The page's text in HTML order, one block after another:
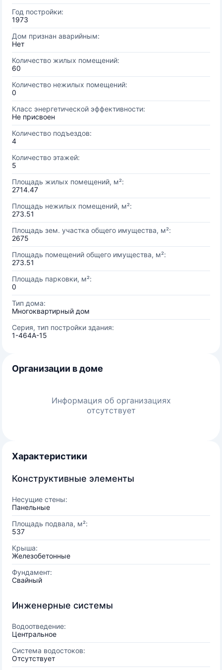
Год постройки:
1973
Дом признан аварийным:
Нет
Количество жилых помещений:
60
Количество нежилых помещений:
0
Класс энергетической эффективности:
Не присвоен
Количество подъездов:
4
Количество этажей:
5
Площадь жилых помещений, м²:
2714.47
Площадь нежилых помещений, м²:
273.51
Площадь зем. участка общего имущества, м²:
2675
Площадь помещений общего имущества, м²:
273.51
Площадь парковки, м²:
0
Тип дома:
Многоквартирный дом
Серия, тип постройки здания:
1-464А-15
Организации в доме
Информация об организациях
отсутствует
Характеристики
Конструктивные элементы
Несущие стены:
Панельные
Площадь подвала, м²:
537
Крыша:
Железобетонные
Фундамент:
Свайный
Инженерные системы
Водоотведение:
Центральное
Система водостоков:
Отсутствует